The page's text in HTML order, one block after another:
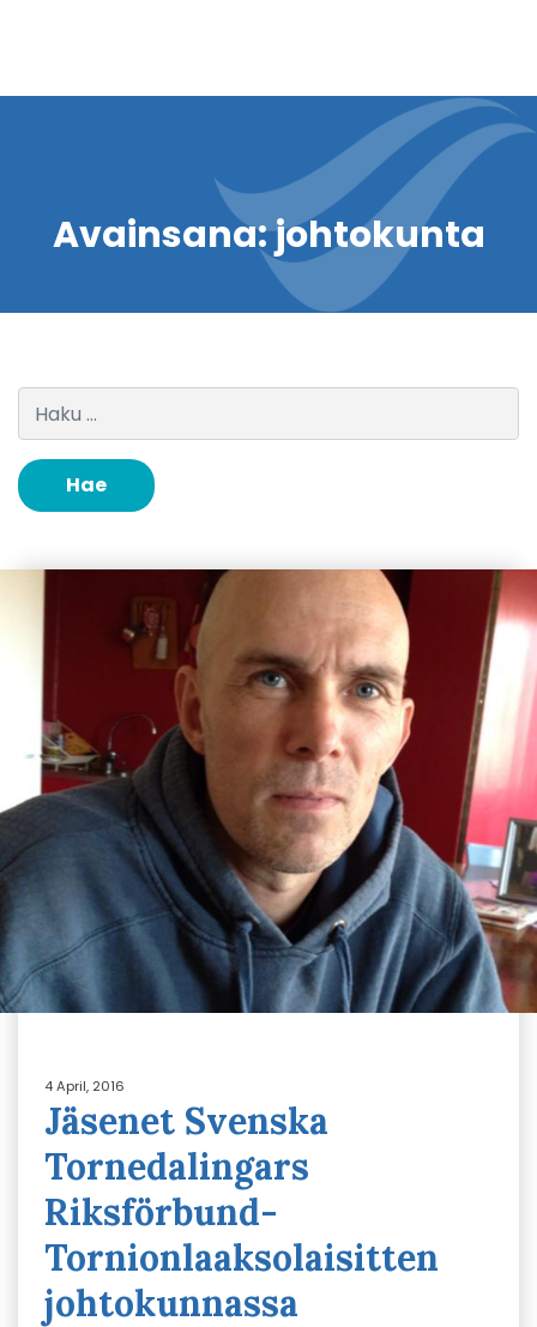
Avainsana:johtokunta
Haku:
4 April, 2016
Jäsenet Svenska
Tornedalingars
Riksförbund-
Tornionlaaksolaisitten
johtokunnassa